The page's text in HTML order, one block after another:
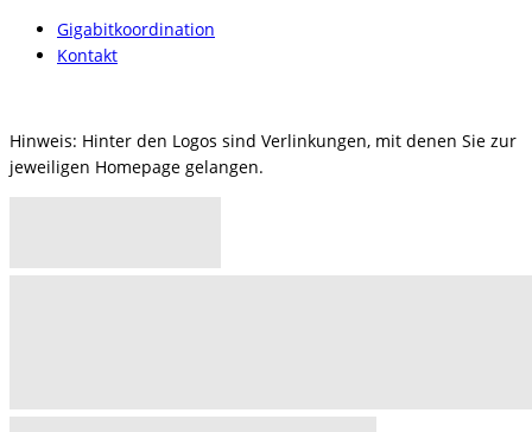
Gigabitkoordination
Kontakt
Hinweis: Hinter den Logos sind Verlinkungen, mit denen Sie zur
jeweiligen Homepage gelangen.